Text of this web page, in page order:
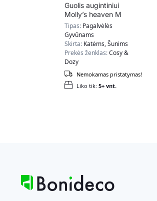
Guolis augintiniui
Molly’s heaven M
dydžio, šviesiai pilkas
Tipas: Pagalvėlės
Gyvūnams
Skirta: Katėms, Šunims
Prekės ženklas:Cosy &
Dozy
Liko tik: 5+ vnt.
Nemokamas pristatymas!